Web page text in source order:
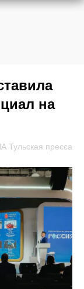
на
Тульская пресса